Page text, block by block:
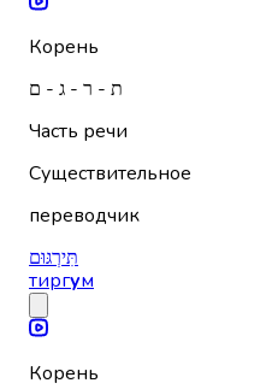
Корень
ת - ר - ג - ם
Часть речи
Существительное
переводчик
תִּירְגּוּם
тиргум
Корень